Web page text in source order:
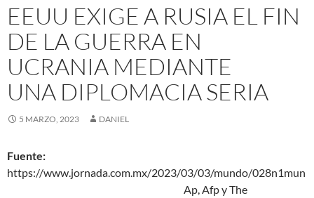
EEUU EXIGE A RUSIA EL FIN
DE LA GUERRA EN
UCRANIA MEDIANTE
UNA DIPLOMACIA SERIA
5 MARZO, 2023 DANIEL
Fuente:
https://www.jornada.com.mx/2023/03/03/mundo/028n1mun
Ap, Afp y The